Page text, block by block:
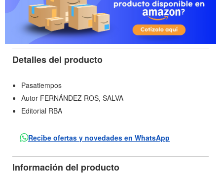
Detalles del producto
Pasatiempos
Autor FERNÁNDEZ ROS, SALVA
Editorial RBA
Recibe ofertas y novedades en WhatsApp
Información del producto